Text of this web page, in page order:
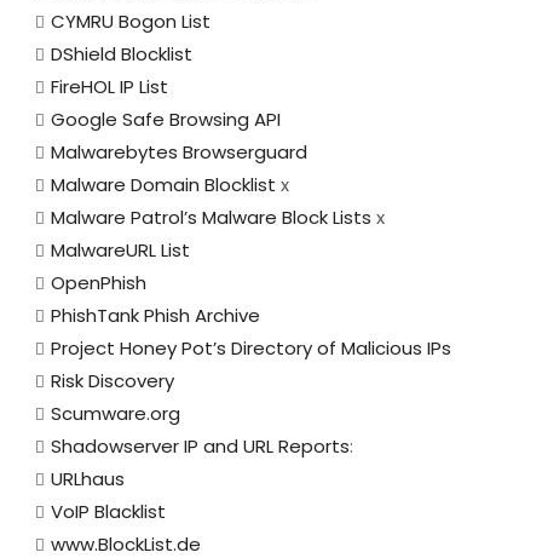
CYMRU Bogon List
DShield Blocklist
FireHOL IP List
Google Safe Browsing API
Malwarebytes Browserguard
Malware Domain Blocklist x
Malware Patrol’s Malware Block Lists x
MalwareURL List
OpenPhish
PhishTank Phish Archive
Project Honey Pot’s Directory of Malicious IPs
Risk Discovery
Scumware.org
Shadowserver IP and URL Reports:
URLhaus
VoIP Blacklist
www.BlockList.de